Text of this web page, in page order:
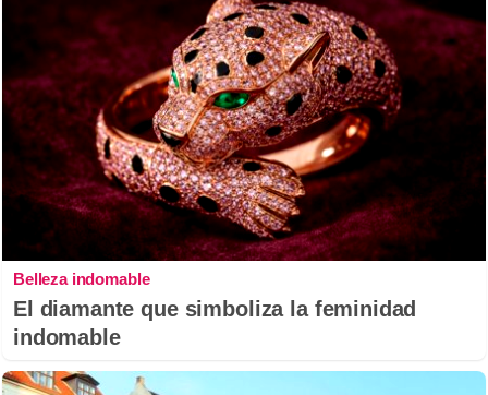
Belleza indomable
El diamante que simboliza la feminidad
indomable